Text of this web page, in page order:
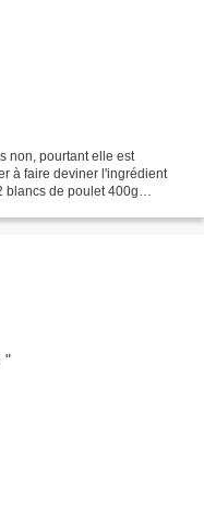
non, pourtant elle est
à faire deviner l'ingrédient
blancs de poulet 400g